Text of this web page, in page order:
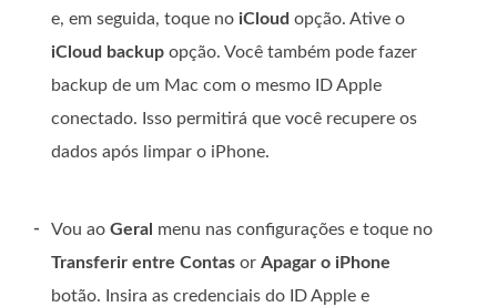
e, em seguida, toque no iCloud opção. Ative o
iCloud backup opção. Você também pode fazer
backup de um Mac com o mesmo ID Apple
conectado. Isso permitirá que você recupere os
dados após limpar o iPhone.
- Vou ao Geral menu nas configurações e toque no
Transferir entre Contas or Apagar o iPhone
botão. Insira as credenciais do ID Apple e